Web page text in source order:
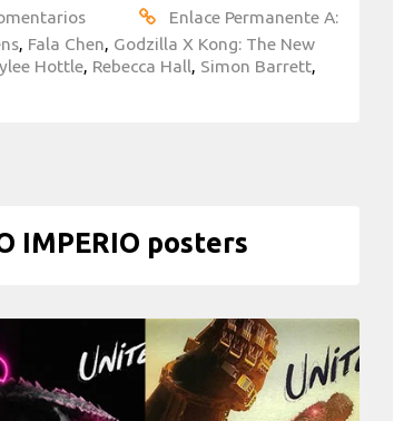
Enlace Permanente A:
Fala Chen Godzilla X Kong: The New
Hottle Rebecca Hall Simon Barrett
IMPERIO posters